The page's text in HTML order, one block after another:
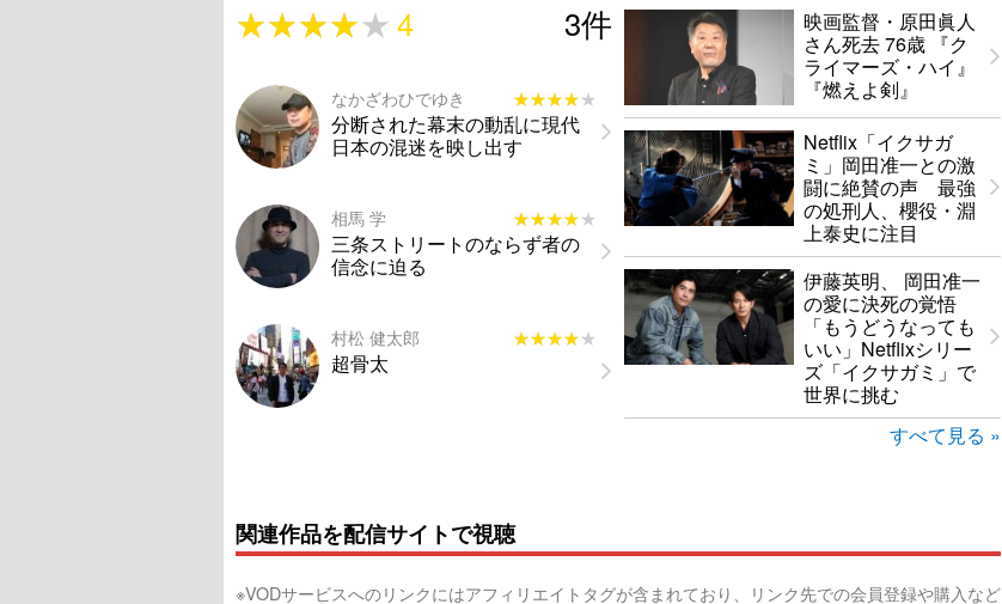
★★★★★
★★★★★4 3件
なかざわひでゆき ★★★★★
★★★★★
分断された幕末の動乱に現代
日本の混迷を映し出す
相馬 学 ★★★★★
★★★★★
三条ストリートのならず者の
信念に迫る
村松 健太郎 ★★★★★
★★★★★
超骨太
映画監督・原田眞人
さん死去 76歳 『ク
ライマーズ・ハイ』
『燃えよ剣』
Netflix「イクサガ
ミ」岡田准一との激
闘に絶賛の声 最強
の処刑人、櫻役・淵
上泰史に注目
伊藤英明、 岡田准一
の愛に決死の覚悟
「もうどうなっても
いい」Netflixシリー
ズ「イクサガミ」で
世界に挑む
すべて見る »
関連作品を配信サイトで視聴
※VODサービスへのリンクにはアフィリエイトタグが含まれており、リンク先での会員登録や購入など